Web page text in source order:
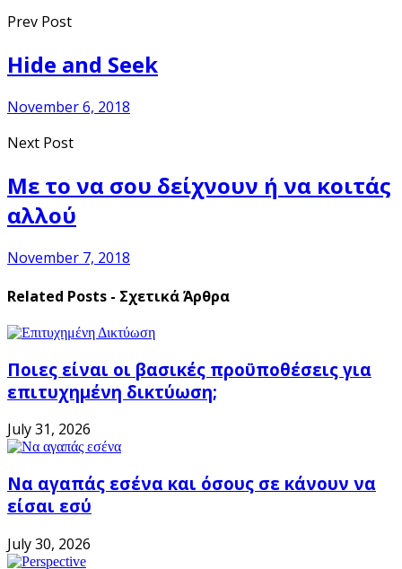
Prev Post
Hide and Seek
November 6, 2018
Next Post
Με το να σου δείχνουν ή να κοιτάς
αλλού
November 7, 2018
Related Posts - Σχετικά Άρθρα
Ποιες είναι οι βασικές προϋποθέσεις για
επιτυχημένη δικτύωση;
July 31, 2026
Να αγαπάς εσένα και όσους σε κάνουν να
είσαι εσύ
July 30, 2026